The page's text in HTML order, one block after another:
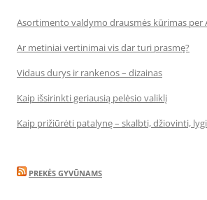
Asortimento valdymo drausmės kūrimas per
Ar metiniai vertinimai vis dar turi prasmę?
Vidaus durys ir rankenos – dizainas
Kaip išsirinkti geriausią pelėsio valiklį
Kaip prižiūrėti patalynę – skalbti, džiovinti,
PREKĖS GYVŪNAMS